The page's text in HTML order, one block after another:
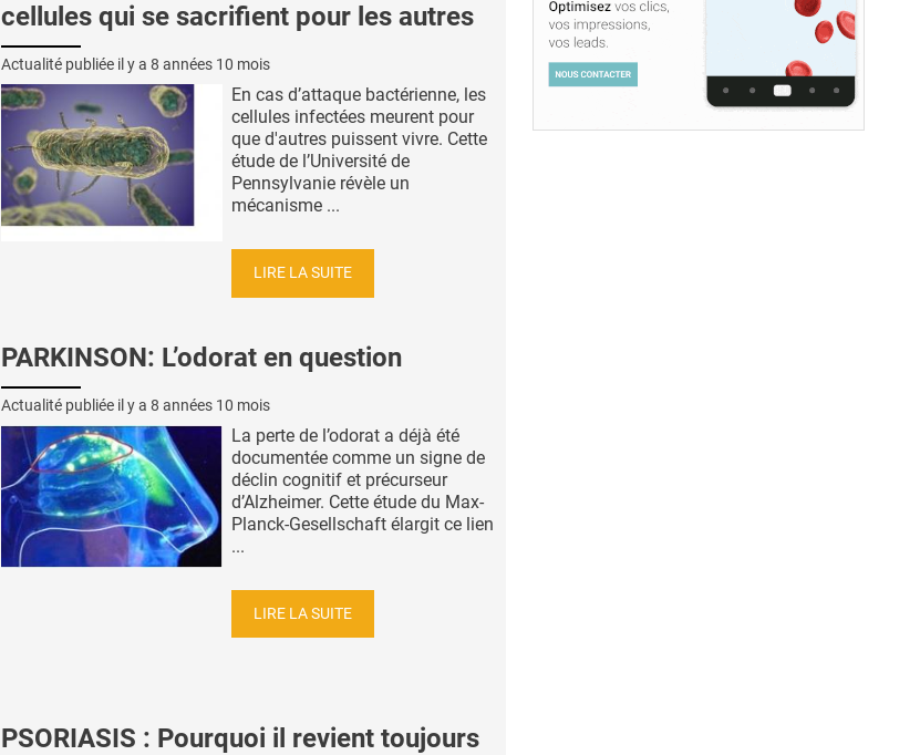
cellules qui se sacrifient pour les autres
Actualité publiée il y a 8 années 10 mois
En cas d’attaque bactérienne, les
cellules infectées meurent pour
que d'autres puissent vivre. Cette
étude de l’Université de
Pennsylvanie révèle un
mécanisme ...
LIRE LA SUITE
PARKINSON: L’odorat en question
Actualité publiée il y a 8 années 10 mois
La perte de l’odorat a déjà été
documentée comme un signe de
déclin cognitif et précurseur
d’Alzheimer. Cette étude du Max-
Planck-Gesellschaft élargit ce lien
...
LIRE LA SUITE
PSORIASIS : Pourquoi il revient toujours